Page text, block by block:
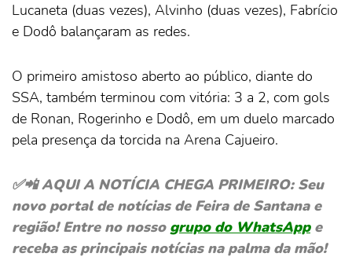
Lucaneta (duas vezes), Alvinho (duas vezes), Fabrício
e Dodô balançaram as redes.
O primeiro amistoso aberto ao público, diante do
SSA, também terminou com vitória: 3 a 2, com gols
de Ronan, Rogerinho e Dodô, em um duelo marcado
pela presença da torcida na Arena Cajueiro.
✅📲 AQUI A NOTÍCIA CHEGA PRIMEIRO: Seu
novo portal de notícias de Feira de Santana e
região! Entre no nosso grupo do WhatsAppe
receba as principais notícias na palma da mão!